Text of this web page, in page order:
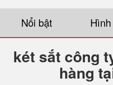
Nổi bật
két sắt công
hàng